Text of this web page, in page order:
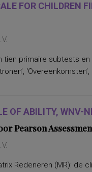
FOR CHILDREN
primaire subtests
OF ABILITY, WNV-
Pearson
Redeneren (MR): de